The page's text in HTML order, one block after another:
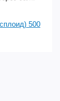
500